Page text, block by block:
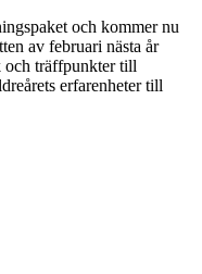
och kommer nu
av februari nästa år
och träffpunkter till
erfarenheter till